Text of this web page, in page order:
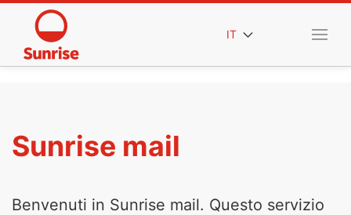
IT
Sunrise mail
Benvenuti in Sunrise mail. Questo servizio